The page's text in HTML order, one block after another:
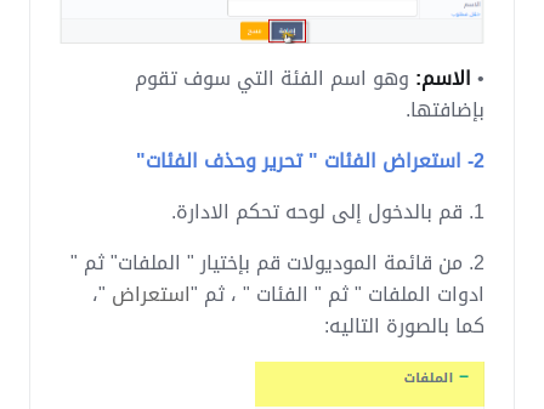
•الاسم: وهو اسم الفئة التي سوف تقوم
بإضافتها.
2- استعراض الفئات " تحرير وحذف الفئات"
1. قم بالدخول إلى لوحه تحكم الادارة.
2. من قائمة الموديولات قم بإختيار " الملفات" ثم "
ادوات الملفات " ثم " الفئات " ، ثم "استعراض "،
كما بالصورة التاليه: